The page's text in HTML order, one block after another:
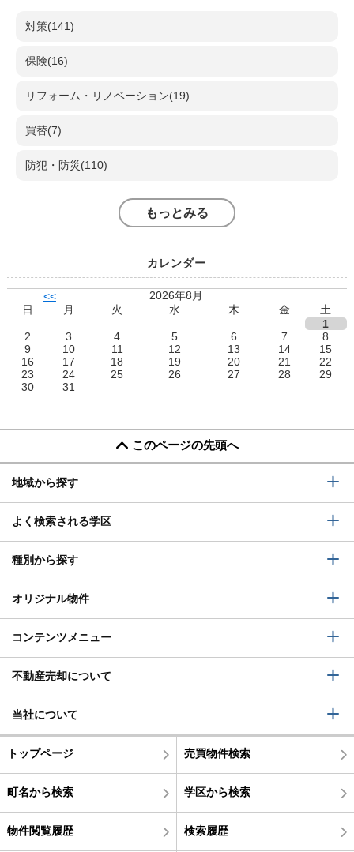
対策(141)
保険(16)
リフォーム・リノベーション(19)
買替(7)
防犯・防災(110)
もっとみる
カレンダー
<<
2026年8月
日
月 火 水 木 金
土
1
2
3 4 5 6 7
8
9
10 11 12 13 14
15
16
17 18 19 20 21
22
23
24 25 26 27 28
29
30
31
このページの先頭へ
地域から探す
よく検索される学区
種別から探す
オリジナル物件
コンテンツメニュー
不動産売却について
当社について
トップページ 売買物件検索
町名から検索 学区から検索
物件閲覧履歴 検索履歴